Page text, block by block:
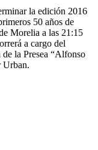
la edición 2016
50 años de
Morelia a las 21:15
a cargo del
la Presea “Alfonso
Urban.